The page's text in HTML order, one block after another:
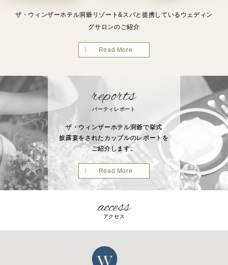
ザ・ウィンザーホテル洞爺リゾート&スパと提携しているウェディン
グサロンのご紹介
Read More
パーティレポート
ザ・ウィンザーホテル洞爺で挙式
披露宴をされたカップルのレポートを
ご紹介します。
Read More
アクセス